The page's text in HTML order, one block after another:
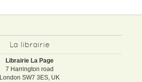
La librairie
Librairie La Page
7 Harrington road
London SW7 3ES, UK